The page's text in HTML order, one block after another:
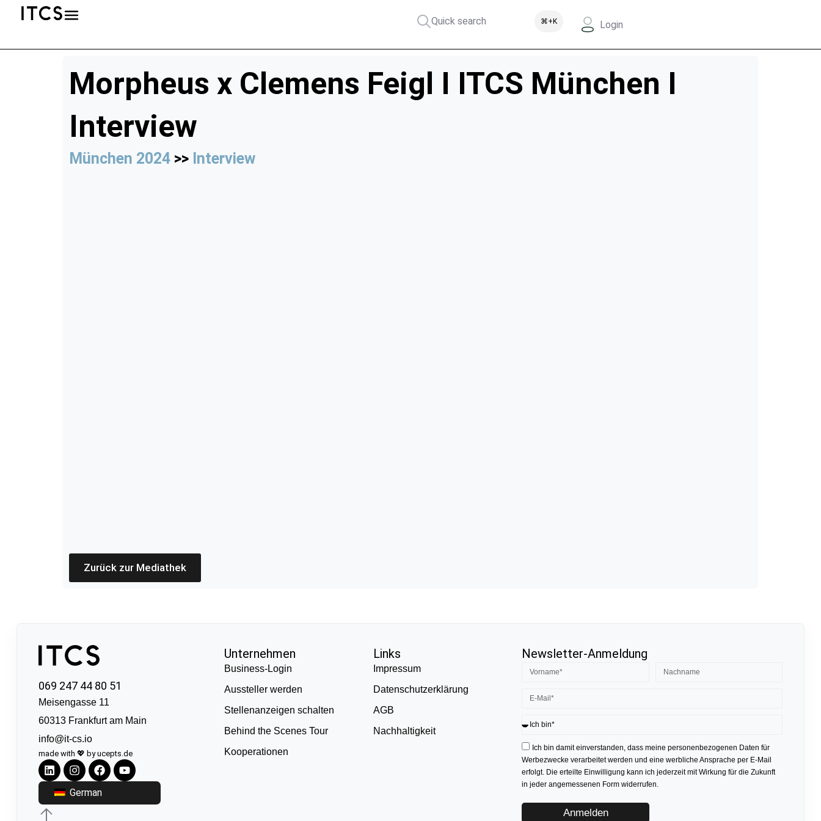
Quick search ⌘+K Login
Morpheus x Clemens Feigl I ITCS München I
Interview
München 2024 >> Interview
Zurück zur Mediathek
069 247 44 80 51
Meisengasse 11
60313 Frankfurt am Main
info@it-cs.io
made with 💖 by ucepts.de
German
Unternehmen
Business-Login
Aussteller werden
Stellenanzeigen schalten
Behind the Scenes Tour
Kooperationen
Links
Impressum
Datenschutzerklärung
AGB
Nachhaltigkeit
Newsletter-Anmeldung
Ich bin damit einverstanden, dass meine personenbezogenen Daten für
Werbezwecke verarbeitet werden und eine werbliche Ansprache per E-Mail
erfolgt. Die erteilte Einwilligung kann ich jederzeit mit Wirkung für die Zukunft
in jeder angemessenen Form widerrufen.
Anmelden